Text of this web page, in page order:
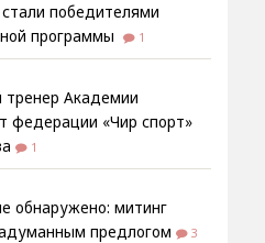
победителями
программы
1
тренер Академии
федерации «Чир спорт»
1
обнаружено: митинг
предлогом
3